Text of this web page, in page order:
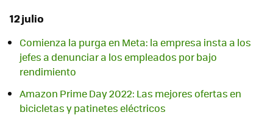
12 julio
Comienza la purga en Meta: la empresa insta a los
jefes a denunciar a los empleados por bajo
rendimiento
Amazon Prime Day 2022: Las mejores ofertas en
bicicletas y patinetes eléctricos